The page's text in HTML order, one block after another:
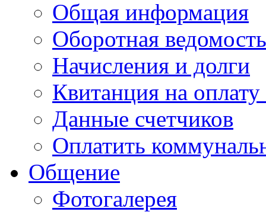
Общая информация
Оборотная ведомость
Начисления и долги
Квитанция на
Данные счетчиков
Оплатить
Общение
Фотогалерея